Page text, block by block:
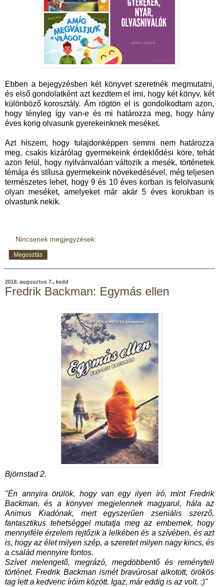
Ebben a bejegyzésben két könyvet szeretnék megmutatni,
és első gondolatként azt kezdtem el írni, hogy két könyv, két
különböző korosztály. Ám rögtön el is gondolkodtam azon,
hogy tényleg így van-e és mi határozza meg, hogy hány
éves korig olvasunk gyerekeinknek meséket.
Azt hiszem, hogy tulajdonképpen semmi nem határozza
meg, csakis kizárólag gyermekeink érdeklődési köre, tehát
azon felül, hogy nyilvánvalóan változik a mesék, történetek
témája és stílusa gyermekeink növekedésével, még teljesen
természetes lehet, hogy 9 és 10 éves korban is felolvasunk
olyan meséket, amelyeket már akár 5 éves korukban is
olvastunk nekik.
Nincsenek megjegyzések:
Megosztás
2018. augusztus 7., kedd
Fredrik Backman: Egymás ellen
Björnstad 2.
"Én annyira örülök, hogy van egy ilyen író, mint Fredrik
Backman, és a könyvei megjelennek magyarul, hála az
Animus Kiadónak, mert egyszerűen zseniális szerző,
fantasztikus tehetséggel mutatja meg az embernek, hogy
mennyiféle érzelem rejtőzik a lelkében és a szívében, és azt
is, hogy az élet milyen szép, a szeretet milyen nagy kincs, és
a család mennyire fontos.
Szívet melengető, megrázó, megdöbbentő és reményteli
történet. Fredrik Backman ismét bravúrosat alkotott, örökös
tag lett a kedvenc íróim között. Igaz, már eddig is az volt. :)"